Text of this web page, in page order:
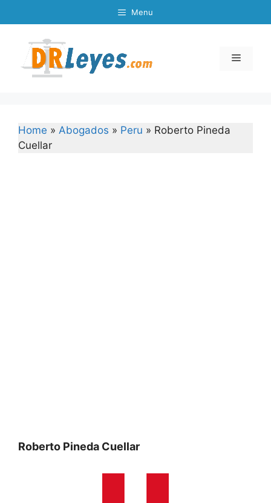
to
Menu
Menu
Home » Abogados » Peru » Roberto Pineda
Cuellar
Roberto Pineda Cuellar